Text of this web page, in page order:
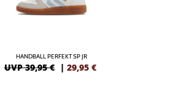
HANDBALL PERFEKT SP JR
UVP 39,95 € | 29,95 €